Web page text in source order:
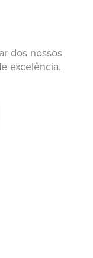
dos nossos
excelência.